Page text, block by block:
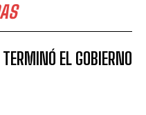
EL GOBIERNO